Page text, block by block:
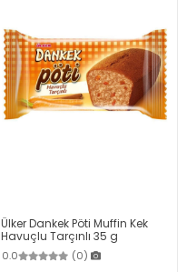
Ülker Dankek Pöti Muffin Kek
Havuçlu Tarçınlı 35 g
0.0 (0)